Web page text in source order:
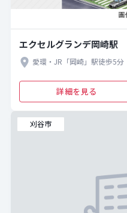
エクセルグランデ岡崎駅
愛環・JR「岡崎」駅徒歩5分
詳細を見る
刈谷市